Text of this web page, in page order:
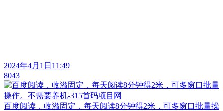
2024年4月1日11:49
8043
百度阅读，收溢固定，每天阅读8分钟得2米，可多窗口批量操